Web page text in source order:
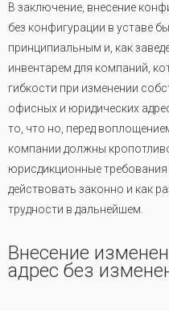
В заключение, внесение
без конфигурации в уставе
принципиальным и, как
инвентарем для компаний,
гибкости при изменении
офисных и юридических
то, что но, перед
компании должны
юрисдикционные
действовать законно и как
трудности в дальнейшем.
Внесение
адрес без